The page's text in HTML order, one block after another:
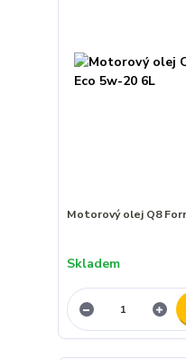
Motorový olej Q8
Skladem